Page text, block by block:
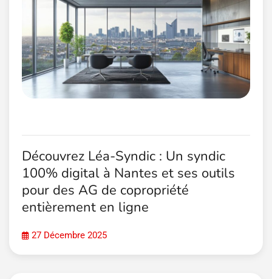
Découvrez Léa-Syndic : Un syndic
100% digital à Nantes et ses outils
pour des AG de copropriété
entièrement en ligne
27 Décembre 2025